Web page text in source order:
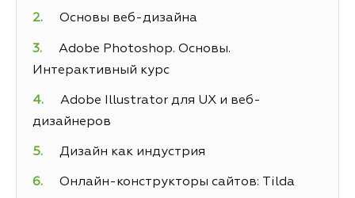
Основы веб-дизайна
Adobe Photoshop. Основы.
Интерактивный курс
Adobe Illustrator для UX и веб-
дизайнеров
Дизайн как индустрия
Онлайн-конструкторы сайтов: Tilda